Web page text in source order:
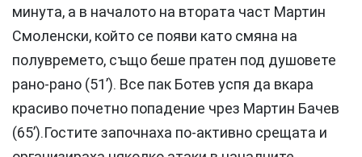
минута, а в началото на втората част Мартин
Смоленски, който се появи като смяна на
полувремето, също беше пратен под душовете
рано-рано (51’). Все пак Ботев успя да вкара
красиво почетно попадение чрез Мартин Бачев
(65’).Гостите започнаха по-активно срещата и